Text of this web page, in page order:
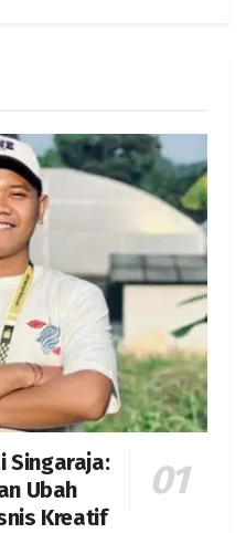
Singaraja:
Ubah
Kreatif